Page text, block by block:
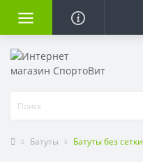
Батуты Батуты без сетки